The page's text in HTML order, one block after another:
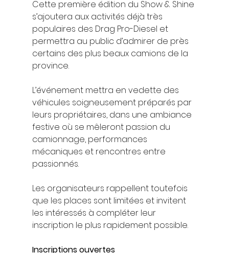
Cette première édition du Show & Shine
s’ajoutera aux activités déjà très
populaires des Drag Pro-Diesel et
permettra au public d’admirer de près
certains des plus beaux camions de la
province.
L’événement mettra en vedette des
véhicules soigneusement préparés par
leurs propriétaires, dans une ambiance
festive où se mêleront passion du
camionnage, performances
mécaniques et rencontres entre
passionnés.
Les organisateurs rappellent toutefois
que les places sont limitées et invitent
les intéressés à compléter leur
inscription le plus rapidement possible.
Inscriptions ouvertes